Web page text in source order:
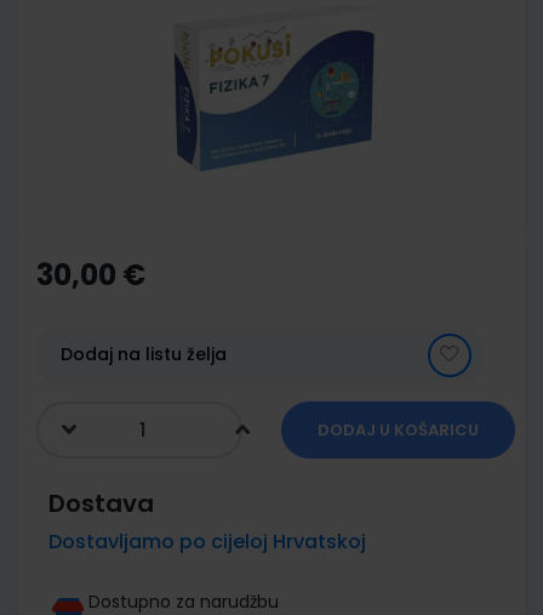
the
beginning
gallery
30,00 €
Dodaj na listu želja
DODAJ U KOŠARICU
Dostava
Dostavljamo po cijeloj Hrvatskoj
Dostupno za narudžbu